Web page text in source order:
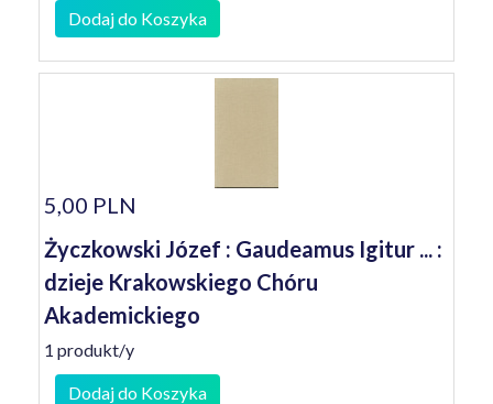
Dodaj do Koszyka
5,00 PLN
Życzkowski Józef : Gaudeamus Igitur ... :
dzieje Krakowskiego Chóru
Akademickiego
1 produkt/y
Dodaj do Koszyka